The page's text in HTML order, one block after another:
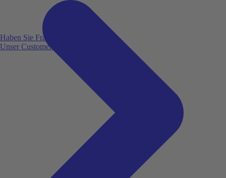
Haben Sie Fragen?
Unser Customer Service ist für Sie da!